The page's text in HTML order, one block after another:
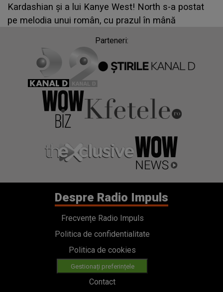
Kardashian și a lui Kanye West! North s-a postat
pe melodia unui român, cu prazul în mână
Parteneri:
Despre Radio Impuls
Frecvențe Radio Impuls
Politica de confidentialitate
Politica de cookies
Gestionați preferințele
Contact